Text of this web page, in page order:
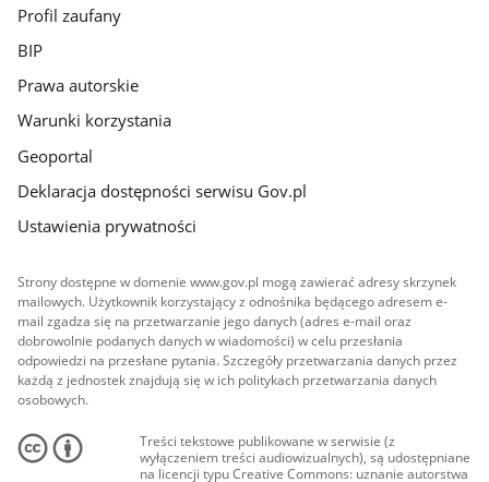
Profil zaufany
BIP
Prawa autorskie
Warunki korzystania
Geoportal
Deklaracja dostępności serwisu Gov.pl
Ustawienia prywatności
Strony dostępne w domenie www.gov.pl mogą zawierać adresy skrzynek
mailowych. Użytkownik korzystający z odnośnika będącego adresem e-
mail zgadza się na przetwarzanie jego danych (adres e-mail oraz
dobrowolnie podanych danych w wiadomości) w celu przesłania
odpowiedzi na przesłane pytania. Szczegóły przetwarzania danych przez
każdą z jednostek znajdują się w ich politykach przetwarzania danych
osobowych.
Treści tekstowe publikowane w serwisie (z
wyłączeniem treści audiowizualnych), są udostępniane
na licencji typu Creative Commons: uznanie autorstwa